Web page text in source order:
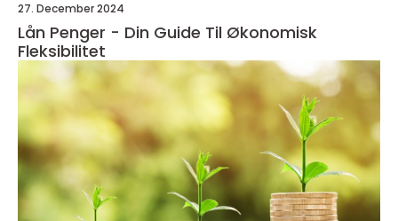
27. December 2024
Lån Penger - Din Guide Til Økonomisk
Fleksibilitet